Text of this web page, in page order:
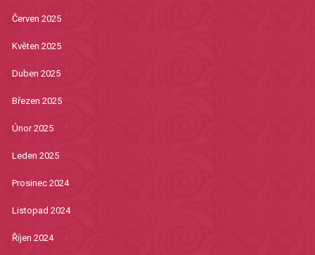
Červen 2025
Květen 2025
Duben 2025
Březen 2025
Únor 2025
Leden 2025
Prosinec 2024
Listopad 2024
Říjen 2024